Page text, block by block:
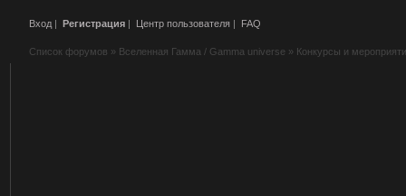
Вход | Регистрация | Центр пользователя | FAQ
Список форумов » Вселенная Гамма / Gamma universe » Конкурсы и